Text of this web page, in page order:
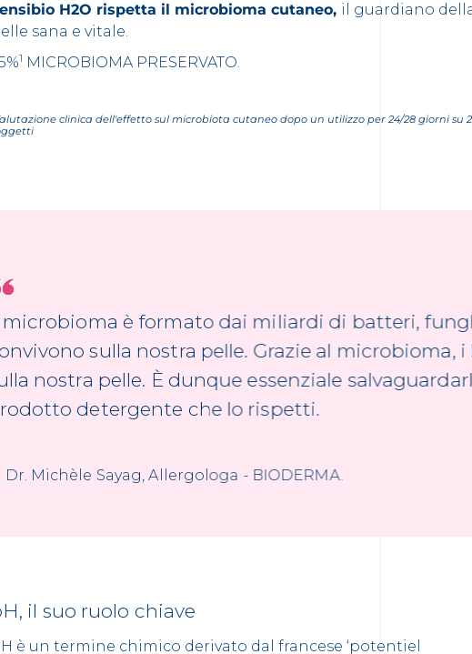
H2O rispetta il microbioma cutaneo, il guardiano
sana e vitale.
1 MICROBIOMA PRESERVATO.
clinica dell'effetto sul microbiota cutaneo dopo un utilizzo per 24/28 giorni su
è formato dai miliardi di batteri,
sulla nostra pelle. Grazie al
nostra pelle. È dunque essenziale
detergente che lo rispetti.
Dr. Michèle Sayag, Allergologa - BIODERMA.
il suo ruolo chiave
è un termine chimico derivato dal francese ‘potentiel